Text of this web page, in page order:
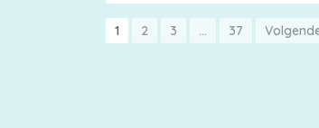
1 2 3 … 37